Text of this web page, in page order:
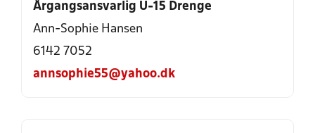
Årgangsansvarlig U-15 Drenge
Ann-Sophie Hansen
6142 7052
annsophie55@yahoo.dk